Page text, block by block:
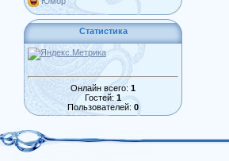
Статистика
Онлайн всего: 1
Гостей: 1
Пользователей: 0